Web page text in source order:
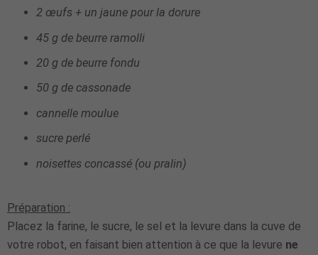
2 œufs + un jaune pour la dorure
45 g de beurre ramolli
20 g de beurre fondu
50 g de cassonade
cannelle moulue
sucre perlé
noisettes concassé (ou pralin)
Préparation :
Placez la farine, le sucre, le sel et la levure dans la cuve de
votre robot, en faisant bien attention à ce que la levure ne